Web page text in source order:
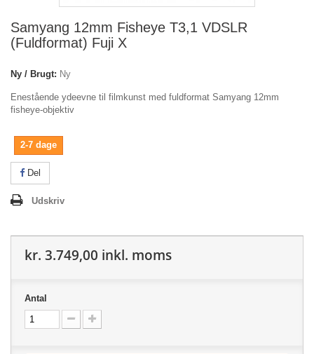
Samyang 12mm Fisheye T3,1 VDSLR
(Fuldformat) Fuji X
Ny / Brugt: Ny
Enestående ydeevne til filmkunst med fuldformat Samyang 12mm
fisheye-objektiv
2-7 dage
Del
Udskriv
kr. 3.749,00 inkl. moms
Antal